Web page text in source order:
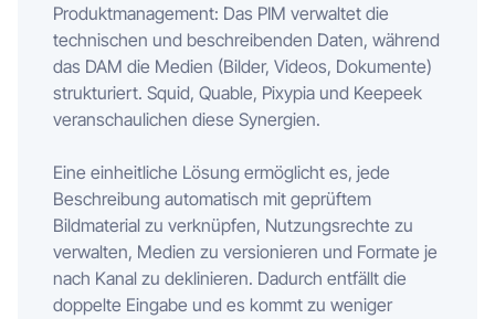
Produktmanagement: Das PIM verwaltet die
technischen und beschreibenden Daten, während
das DAM die Medien (Bilder, Videos, Dokumente)
strukturiert. Squid, Quable, Pixypia und Keepeek
veranschaulichen diese Synergien.
Eine einheitliche Lösung ermöglicht es, jede
Beschreibung automatisch mit geprüftem
Bildmaterial zu verknüpfen, Nutzungsrechte zu
verwalten, Medien zu versionieren und Formate je
nach Kanal zu deklinieren. Dadurch entfällt die
doppelte Eingabe und es kommt zu weniger